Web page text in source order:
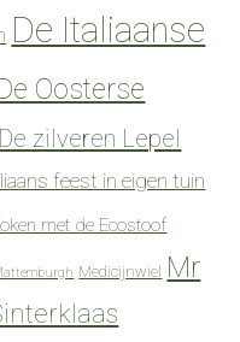
De Italiaanse
Oosterse
De zilveren Lepel
feest in eigen tuin
met de Ecostoof
Medicijnwiel Mr